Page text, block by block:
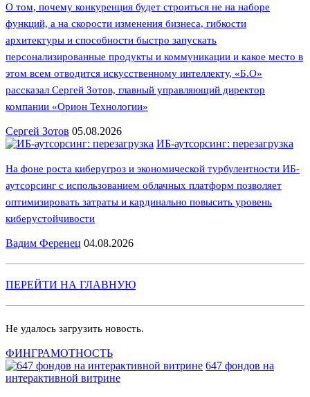
О том, почему конкуренция будет строиться не на наборе
функций, а на скорости изменения бизнеса, гибкости
архитектуры и способности быстро запускать
персонализированные продукты и коммуникации и какое место в
этом всем отводится искусственному интеллекту, «Б.О»
рассказал Сергей Зотов, главный управляющий директор
компании «Орион Технологии»
Сергей Зотов 05.08.2026
ИБ-аутсорсинг: перезагрузка
На фоне роста киберугроз и экономической турбулентности ИБ-
аутсорсинг с использованием облачных платформ позволяет
оптимизировать затраты и кардинально повысить уровень
киберустойчивости
Вадим Ференец 04.08.2026
ПЕРЕЙТИ НА ГЛАВНУЮ
Не удалось загрузить новость.
ФИНГРАМОТНОСТЬ
647 фондов на
интерактивной витрине